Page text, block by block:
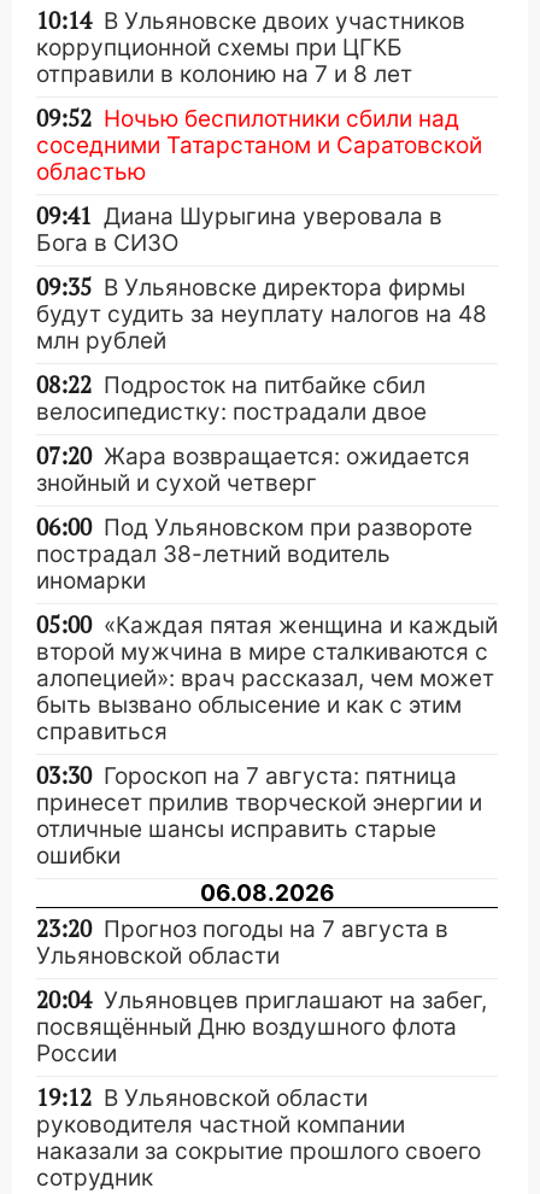
10:14 В Ульяновске двоих участников
коррупционной схемы при ЦГКБ
отправили в колонию на 7 и 8 лет
09:52 Ночью беспилотники сбили над
соседними Татарстаном и Саратовской
областью
09:41 Диана Шурыгина уверовала в
Бога в СИЗО
09:35 В Ульяновске директора фирмы
будут судить за неуплату налогов на 48
млн рублей
08:22 Подросток на питбайке сбил
велосипедистку: пострадали двое
07:20 Жара возвращается: ожидается
знойный и сухой четверг
06:00 Под Ульяновском при развороте
пострадал 38-летний водитель
иномарки
05:00 «Каждая пятая женщина и каждый
второй мужчина в мире сталкиваются с
алопецией»: врач рассказал, чем может
быть вызвано облысение и как с этим
справиться
03:30 Гороскоп на 7 августа: пятница
принесет прилив творческой энергии и
отличные шансы исправить старые
ошибки
06.08.2026
23:20 Прогноз погоды на 7 августа в
Ульяновской области
20:04 Ульяновцев приглашают на забег,
посвящённый Дню воздушного флота
России
19:12 В Ульяновской области
руководителя частной компании
наказали за сокрытие прошлого своего
сотрудник